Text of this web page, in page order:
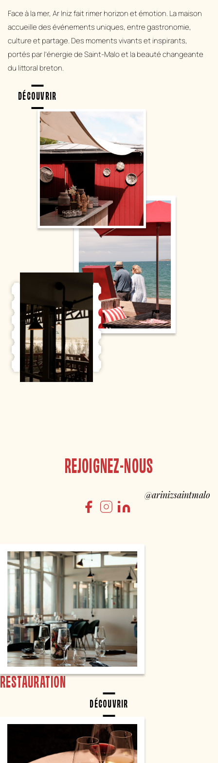
Face à la mer, Ar Iniz fait rimer horizon et émotion. La maison
accueille des événements uniques, entre gastronomie,
culture et partage. Des moments vivants et inspirants,
portés par l’énergie de Saint-Malo et la beauté changeante
du littoral breton.
DÉCOUVRIR
REJOIGNEZ-NOUS
@arinizsaintmalo
RESTAURATION
DÉCOUVRIR